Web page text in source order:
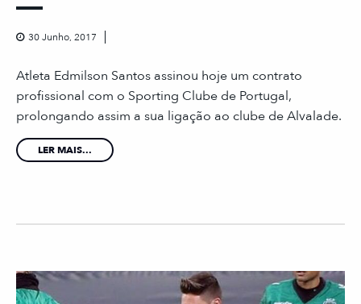
30 Junho, 2017
Atleta Edmilson Santos assinou hoje um contrato
profissional com o Sporting Clube de Portugal,
prolongando assim a sua ligação ao clube de Alvalade.
LER MAIS...